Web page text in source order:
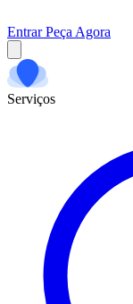
Entrar Peça Agora
Serviços